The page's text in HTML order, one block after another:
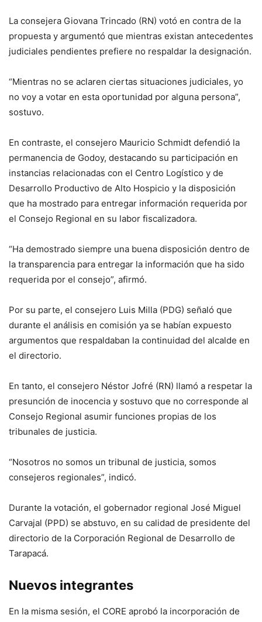
La consejera Giovana Trincado (RN) votó en contra de la
propuesta y argumentó que mientras existan antecedentes
judiciales pendientes prefiere no respaldar la designación.
“Mientras no se aclaren ciertas situaciones judiciales, yo
no voy a votar en esta oportunidad por alguna persona”,
sostuvo.
En contraste, el consejero Mauricio Schmidt defendió la
permanencia de Godoy, destacando su participación en
instancias relacionadas con el Centro Logístico y de
Desarrollo Productivo de Alto Hospicio y la disposición
que ha mostrado para entregar información requerida por
el Consejo Regional en su labor fiscalizadora.
“Ha demostrado siempre una buena disposición dentro de
la transparencia para entregar la información que ha sido
requerida por el consejo”, afirmó.
Por su parte, el consejero Luis Milla (PDG) señaló que
durante el análisis en comisión ya se habían expuesto
argumentos que respaldaban la continuidad del alcalde en
el directorio.
En tanto, el consejero Néstor Jofré (RN) llamó a respetar la
presunción de inocencia y sostuvo que no corresponde al
Consejo Regional asumir funciones propias de los
tribunales de justicia.
“Nosotros no somos un tribunal de justicia, somos
consejeros regionales”, indicó.
Durante la votación, el gobernador regional José Miguel
Carvajal (PPD) se abstuvo, en su calidad de presidente del
directorio de la Corporación Regional de Desarrollo de
Tarapacá.
Nuevos integrantes
En la misma sesión, el CORE aprobó la incorporación de